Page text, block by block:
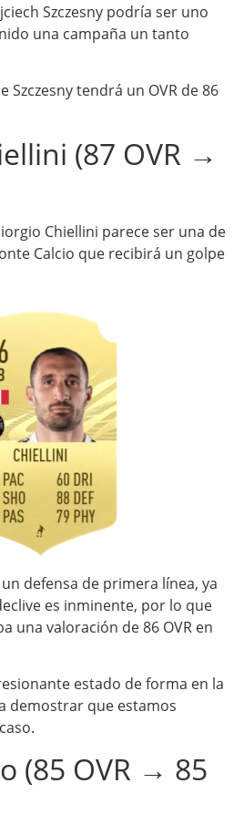
Szczesny podría ser uno
una campaña un tanto
Szczesny tendrá un OVR de 86
(87 OVR →
Chiellini parece ser una de
Calcio que recibirá un golpe
defensa de primera línea, ya
es inminente, por lo que
una valoración de 86 OVR en
estado de forma en la
demostrar que estamos
(85 OVR → 85